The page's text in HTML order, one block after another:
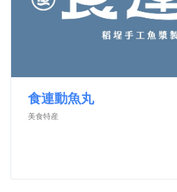
食連動魚丸
美食特産